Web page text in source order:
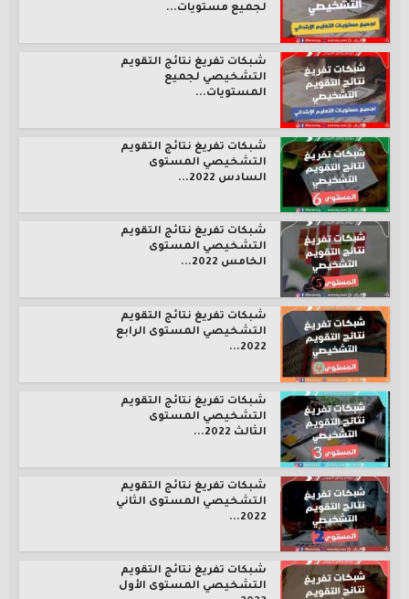
لجميع مستويات...
شبكات تفريغ نتائج التقويم
التشخيصي لجميع
المستويات...
شبكات تفريغ نتائج التقويم
التشخيصي المستوى
السادس 2022...
شبكات تفريغ نتائج التقويم
التشخيصي المستوى
الخامس 2022...
شبكات تفريغ نتائج التقويم
التشخيصي المستوى الرابع
2022...
شبكات تفريغ نتائج التقويم
التشخيصي المستوى
الثالث 2022...
شبكات تفريغ نتائج التقويم
التشخيصي المستوى الثاني
2022...
شبكات تفريغ نتائج التقويم
التشخيصي المستوى الأول